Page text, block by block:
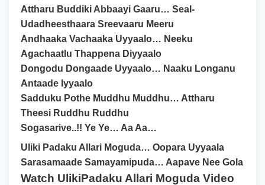
Attharu Buddiki Abbaayi Gaaru… Seal-
Udadheesthaara Sreevaaru Meeru
Andhaaka Vachaaka Uyyaalo… Neeku
Agachaatlu Thappena Diyyaalo
Dongodu Dongaade Uyyaalo… Naaku Longanu
Antaade Iyyaalo
Sadduku Pothe Muddhu Muddhu… Attharu
Theesi Ruddhu Ruddhu
Sogasarive..!! Ye Ye… Aa Aa…
Uliki Padaku Allari Moguda… Oopara Uyyaala
Sarasamaade Samayamipuda… Aapave Nee Gola
Watch UlikiPadaku Allari Moguda Video